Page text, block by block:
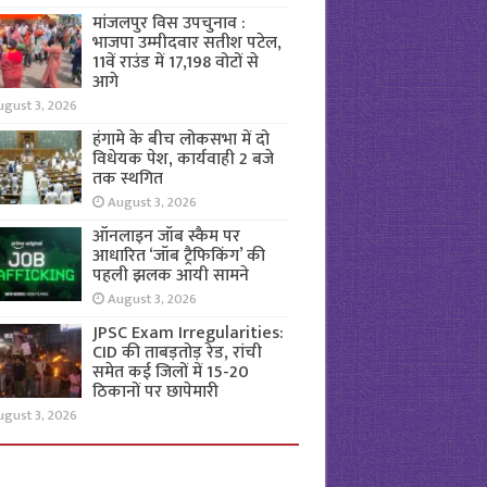
मांजलपुर विस उपचुनाव :
भाजपा उम्मीदवार सतीश पटेल,
11वें राउंड में 17,198 वोटों से
आगे
3, 2026
हंगामे के बीच लोकसभा में दो
विधेयक पेश, कार्यवाही 2 बजे
तक स्थगित
August 3, 2026
ऑनलाइन जॉब स्कैम पर
आधारित ‘जॉब ट्रैफिकिंग’ की
पहली झलक आयी सामने
August 3, 2026
JPSC Exam Irregularities:
CID की ताबड़तोड़ रेड, रांची
समेत कई जिलों में 15-20
ठिकानों पर छापेमारी
3, 2026